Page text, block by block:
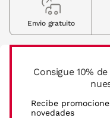
Consigue 10%
Recibe
novedades
Envio gratuito